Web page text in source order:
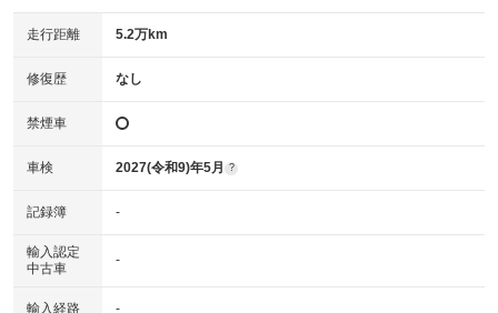
走行距離 5.2万km
修復歴 なし
禁煙車
車検 2027(令和9)年5月 ?
記録簿 -
輸入認定
中古車
-
輸入経路 -